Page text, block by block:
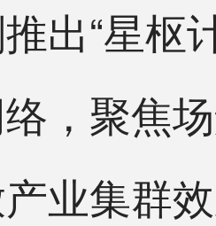
出“星枢
，聚焦
业集群